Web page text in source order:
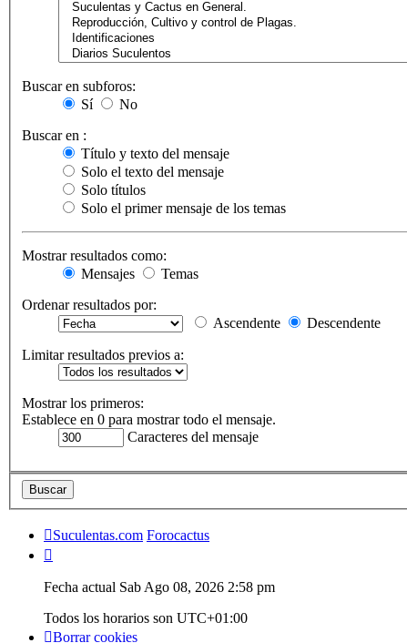
Buscar en subforos:
Sí
No
Buscar en :
Título y texto del mensaje
Solo el texto del mensaje
Solo títulos
Solo el primer mensaje de los temas
Mostrar resultados como:
Mensajes
Temas
Ordenar resultados por:
Ascendente
Descendente
Limitar resultados previos a:
Mostrar los primeros:
Establece en 0 para mostrar todo el mensaje.
Caracteres del mensaje
Suculentas.com Forocactus
Fecha actual Sab Ago 08, 2026 2:58 pm
Todos los horarios son UTC+01:00
Borrar cookies